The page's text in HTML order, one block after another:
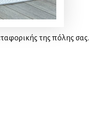
της πόλης σας.